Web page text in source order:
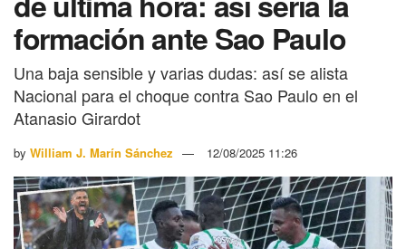
formación ante Sao Paulo
Una baja sensible y varias dudas: así se alista
Nacional para el choque contra Sao Paulo en el
Atanasio Girardot
by William J. Marín Sánchez 12/08/2025 11:26